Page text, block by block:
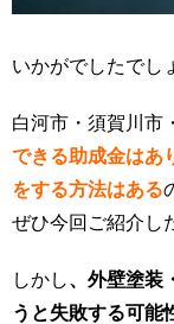
いかがでしたでし
白河市・須賀川市
できる助成金はあ
をする方法はある
ぜひ今回ご紹介し
しかし、外壁塗装
うと失敗する可能